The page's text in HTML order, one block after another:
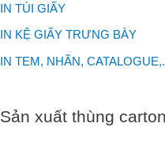
IN TÚI GIẤY
IN KỆ GIẤY TRƯNG BÀY
IN TEM, NHÃN,
Sản xuất thùng carton